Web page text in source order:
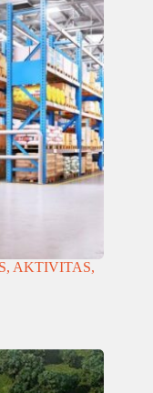
AKTIVITAS,